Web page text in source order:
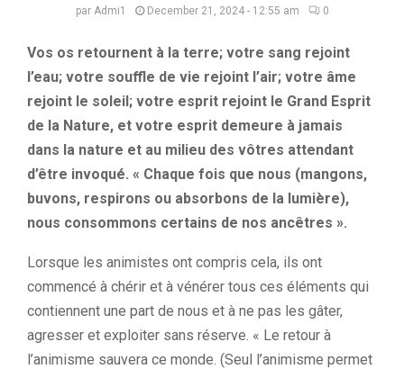
par Admi1 December 21, 2024 - 12:55 am 0
Vos os retournent à la terre; votre sang rejoint
l’eau; votre souffle de vie rejoint l’air; votre âme
rejoint le soleil; votre esprit rejoint le Grand Esprit
de la Nature, et votre esprit demeure à jamais
dans la nature et au milieu des vôtres attendant
d’être invoqué. « Chaque fois que nous (mangons,
buvons, respirons ou absorbons de la lumière),
nous consommons certains de nos ancêtres ».
Lorsque les animistes ont compris cela, ils ont
commencé à chérir et à vénérer tous ces éléments qui
contiennent une part de nous et à ne pas les gâter,
agresser et exploiter sans réserve. « Le retour à
l’animisme sauvera ce monde. (Seul l’animisme permet